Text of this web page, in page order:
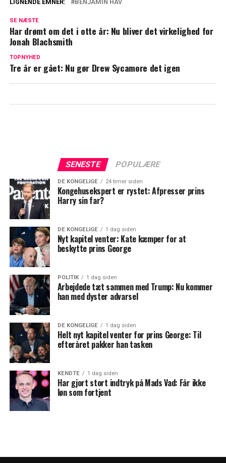
Benjamin Hav åbner op om sin største
drivkraft
Hav troede han skulle dø
LIGNENDE EMNER: BENJAMIN HAV
SE NÆSTE
Har drømt om det i otte år: Nu bliver det virkelighed for
Jonah Blachsmith
TOPNYHED
Tre år er gået: Nu gør Drew Sycamore det igen
SENESTE POPULÆRE
DE KONGELIGE 24 timer siden
Kongehusekspert er rystet: Afpresser prins
Harry sin far?
DE KONGELIGE 1 dag siden
Nyt kapitel venter: Kate kæmper for at
beskytte prins George
POLITIK 1 dag siden
Arbejdede tæt sammen med Trump: Nu kommer
han med dyster advarsel
DE KONGELIGE 1 dag siden
Helt nyt kapitel venter for prins George: Til
efteråret pakker han tasken
KENDTE 1 dag siden
Har gjort stort indtryk på Mads Vad: Får ikke
løn som fortjent